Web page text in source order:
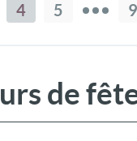
4 5 9
de